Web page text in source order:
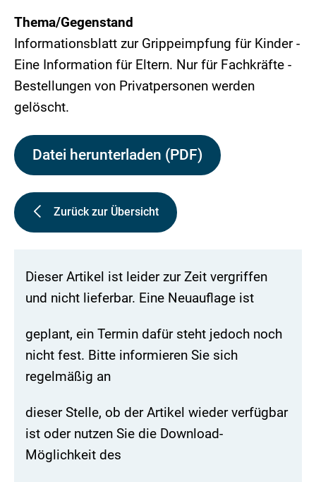
Thema/Gegenstand
Informationsblatt zur Grippeimpfung für Kinder -
Eine Information für Eltern. Nur für Fachkräfte -
Bestellungen von Privatpersonen werden
gelöscht.
Datei herunterladen (PDF)
Zurück zur Übersicht
Dieser Artikel ist leider zur Zeit vergriffen
und nicht lieferbar. Eine Neuauflage ist
geplant, ein Termin dafür steht jedoch noch
nicht fest. Bitte informieren Sie sich
regelmäßig an
dieser Stelle, ob der Artikel wieder verfügbar
ist oder nutzen Sie die Download-
Möglichkeit des